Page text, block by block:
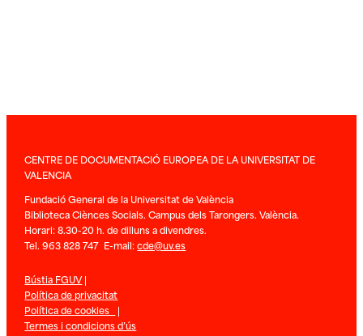
CENTRE DE DOCUMENTACIÓ EUROPEA DE LA UNIVERSITAT DE
VALENCIA
Fundació General de la Universitat de València
Biblioteca Ciènces Socials. Campus dels Tarongers. València.
Horari: 8.30-20 h. de dilluns a divendres.
Tel. 963 828 747 E-mail:cde@uv.es
Bústia FGUV|
Política de privacitat
Política de cookies |
Termes i condicions d’ús